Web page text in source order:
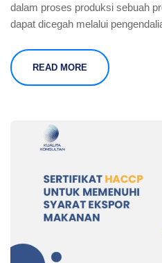
dalam proses produksi sebuah
dapat dicegah melalui
READ MORE